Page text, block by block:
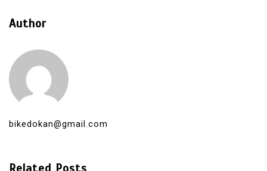
Author
bikedokan@gmail.com